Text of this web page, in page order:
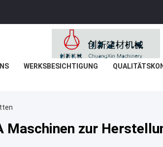
WERKSBESICHTIGUNG
Maschinen zur